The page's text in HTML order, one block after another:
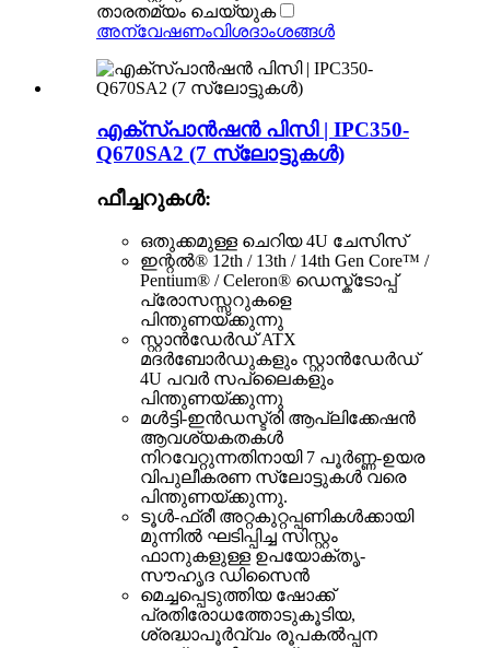
താരതമ്യം ചെയ്യുക
അന്വേഷണംവിശദാംശങ്ങൾ
എക്സ്പാൻഷൻ പിസി | IPC350-
Q670SA2 (7 സ്ലോട്ടുകൾ)
ഫീച്ചറുകൾ:
ഒതുക്കമുള്ള ചെറിയ 4U ചേസിസ്
ഇന്റൽ® 12th / 13th / 14th Gen Core™ /
Pentium® / Celeron® ഡെസ്ക്ടോപ്പ്
പ്രോസസ്സറുകളെ
പിന്തുണയ്ക്കുന്നു
സ്റ്റാൻഡേർഡ് ATX
മദർബോർഡുകളും സ്റ്റാൻഡേർഡ്
4U പവർ സപ്ലൈകളും
പിന്തുണയ്ക്കുന്നു
മൾട്ടി-ഇൻഡസ്ട്രി ആപ്ലിക്കേഷൻ
ആവശ്യകതകൾ
നിറവേറ്റുന്നതിനായി 7 പൂർണ്ണ-ഉയര
വിപുലീകരണ സ്ലോട്ടുകൾ വരെ
പിന്തുണയ്ക്കുന്നു.
ടൂൾ-ഫ്രീ അറ്റകുറ്റപ്പണികൾക്കായി
മുന്നിൽ ഘടിപ്പിച്ച സിസ്റ്റം
ഫാനുകളുള്ള ഉപയോക്തൃ-
സൗഹൃദ ഡിസൈൻ
മെച്ചപ്പെടുത്തിയ ഷോക്ക്
പ്രതിരോധത്തോടുകൂടിയ,
ശ്രദ്ധാപൂർവ്വം രൂപകൽപ്പന